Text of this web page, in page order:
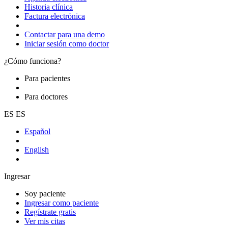
Historia clínica
Factura electrónica
Contactar para una demo
Iniciar sesión como doctor
¿Cómo funciona?
Para pacientes
Para doctores
ES ES
Español
English
Ingresar
Soy paciente
Ingresar como paciente
Regístrate gratis
Ver mis citas